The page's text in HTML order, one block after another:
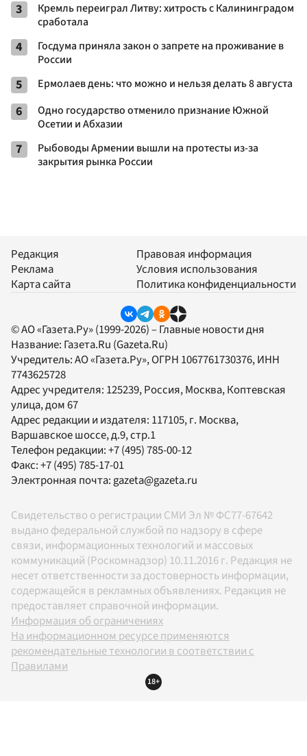
3
Кремль переиграл Литву: хитрость с Калининградом
сработала
4
Госдума приняла закон о запрете на проживание в
России
5 Ермолаев день: что можно и нельзя делать 8 августа
6
Одно государство отменило признание Южной
Осетии и Абхазии
7
Рыбоводы Армении вышли на протесты из-за
закрытия рынка России
Редакция
Реклама
Карта сайта
Правовая информация
Условия использования
Политика конфиденциальности
© АО «Газета.Ру» (1999-2026) – Главные новости дня
Название: Газета.Ru (Gazeta.Ru)
Учредитель:АО «Газета.Ру», ОГРН 1067761730376, ИНН
7743625728
Адрес учредителя: 125239, Россия, Москва, Коптевская
улица, дом 67
Адрес редакции и издателя: 117105, г. Москва,
Варшавское шоссе, д.9, стр.1
Телефон редакции:+7 (495) 785-00-12
Факс:+7 (495) 785-17-01
Электронная почта:gazeta@gazeta.ru
Свидетельство о регистрации СМИ Эл № ФС77-67642
выдано федеральной службой по надзору в сфере
связи, информационных технологий и массовых
коммуникаций (Роскомнадзор) 10.11.2016 г. Редакция не
несет ответственности за достоверность информации,
содержащейся в рекламных объявлениях. Редакция не
предоставляет справочной информации.
Информация об ограничениях
На информационном ресурсе применяются
рекомендательные технологии в соответствии с
Правилами
18+